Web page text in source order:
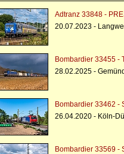
Adtranz 33848 -
20.07.2023 -
Bombardier 33455 -
28.02.2025 -
Bombardier 33462 -
26.04.2020 - Köln-
Bombardier 33569 -